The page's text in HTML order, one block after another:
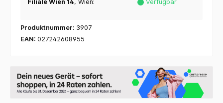
Filiale Wien 14, Wien: Verfügbar
Produktnummer: 3907
EAN: 027242608955